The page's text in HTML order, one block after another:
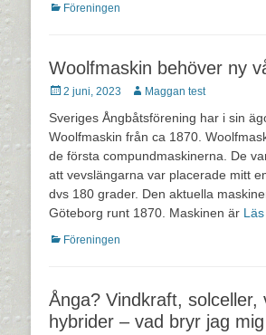
Kategorier
Föreningen
Woolfmaskin behöver ny
Postades
2 juni, 2023 Författare
Maggan test
Sveriges Ångbåtsförening har i sin
Woolfmaskin från ca 1870.
de första compundmaskinerna. De
att vevslängarna var placerade mitt
dvs 180 grader. Den aktuella
Göteborg runt 1870. Maskinen är
Kategorier
Föreningen
Ånga? Vindkraft, solceller,
hybrider – vad bryr jag